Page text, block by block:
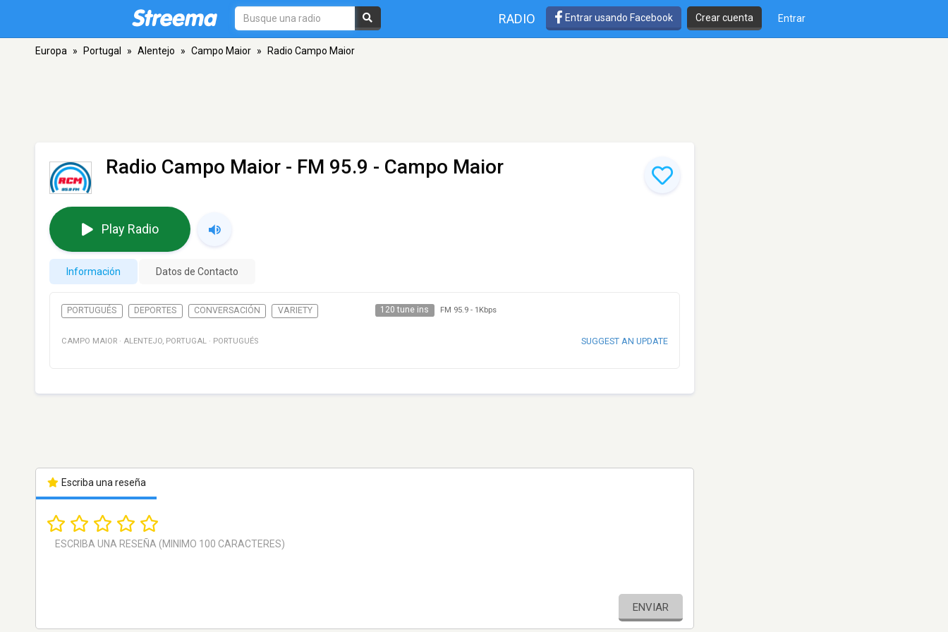
RADIO Entrar usando Facebook Crear cuenta Entrar
Europa » Portugal » Alentejo » Campo Maior » Radio Campo Maior
Radio Campo Maior - FM 95.9 - Campo Maior
Play Radio
Información Datos de Contacto
PORTUGUÉS DEPORTES CONVERSACIÓN VARIETY 120 tune ins FM 95.9- 1Kbps
CAMPO MAIOR · ALENTEJO, PORTUGAL · PORTUGUÉS SUGGEST AN UPDATE
Escriba una reseña
ENVIAR